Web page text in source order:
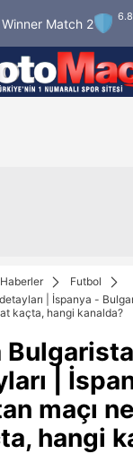
Match 2
22:00
Haberler
Futbol
| İspanya -
kaçta, hangi kanalda?
|
maçı
hangi